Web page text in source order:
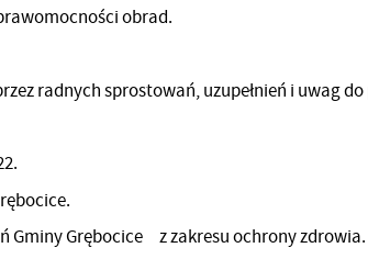
obrad.
radnych sprostowań, uzupełnień i uwag do
Gminy Grębocice z zakresu ochrony zdrowia.